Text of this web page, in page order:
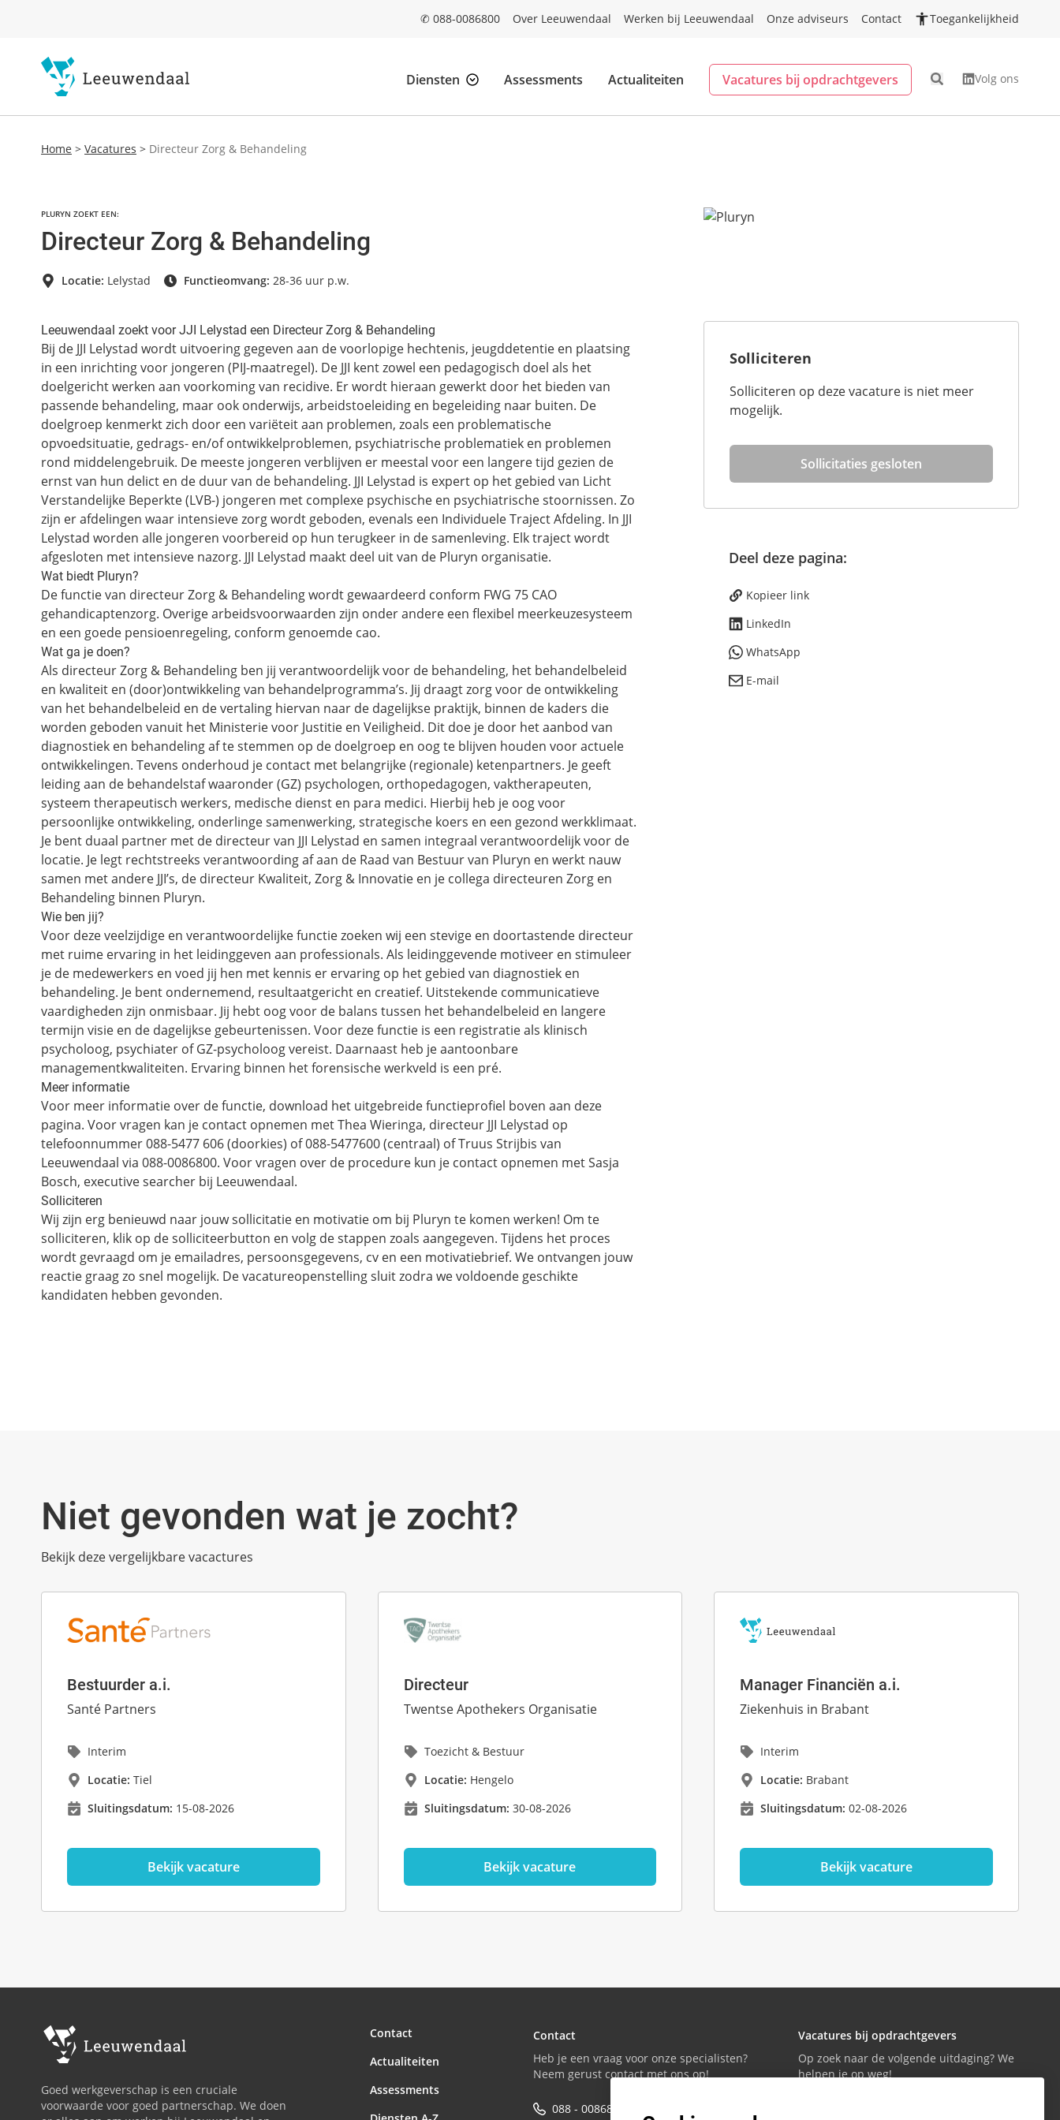
✆ 088-0086800 Over Leeuwendaal Werken bij Leeuwendaal Onze adviseurs Contact Toegankelijkheid
Diensten Assessments Actualiteiten Vacatures bij opdrachtgevers Volg ons
Home > Vacatures > Directeur Zorg & Behandeling
PLURYN ZOEKT EEN:
Directeur Zorg & Behandeling
Locatie: Lelystad Functieomvang: 28-36 uur p.w.
Leeuwendaal zoekt voor JJI Lelystad een Directeur Zorg & Behandeling
Bij de JJI Lelystad wordt uitvoering gegeven aan de voorlopige hechtenis, jeugddetentie en plaatsing
in een inrichting voor jongeren (PIJ-maatregel). De JJI kent zowel een pedagogisch doel als het
doelgericht werken aan voorkoming van recidive. Er wordt hieraan gewerkt door het bieden van
passende behandeling, maar ook onderwijs, arbeidstoeleiding en begeleiding naar buiten. De
doelgroep kenmerkt zich door een variëteit aan problemen, zoals een problematische
opvoedsituatie, gedrags- en/of ontwikkelproblemen, psychiatrische problematiek en problemen
rond middelengebruik. De meeste jongeren verblijven er meestal voor een langere tijd gezien de
ernst van hun delict en de duur van de behandeling. JJI Lelystad is expert op het gebied van Licht
Verstandelijke Beperkte (LVB-) jongeren met complexe psychische en psychiatrische stoornissen. Zo
zijn er afdelingen waar intensieve zorg wordt geboden, evenals een Individuele Traject Afdeling. In JJI
Lelystad worden alle jongeren voorbereid op hun terugkeer in de samenleving. Elk traject wordt
afgesloten met intensieve nazorg. JJI Lelystad maakt deel uit van de Pluryn organisatie.
Wat biedt Pluryn?
De functie van directeur Zorg & Behandeling wordt gewaardeerd conform FWG 75 CAO
gehandicaptenzorg. Overige arbeidsvoorwaarden zijn onder andere een flexibel meerkeuzesysteem
en een goede pensioenregeling, conform genoemde cao.
Wat ga je doen?
Als directeur Zorg & Behandeling ben jij verantwoordelijk voor de behandeling, het behandelbeleid
en kwaliteit en (door)ontwikkeling van behandelprogramma’s. Jij draagt zorg voor de ontwikkeling
van het behandelbeleid en de vertaling hiervan naar de dagelijkse praktijk, binnen de kaders die
worden geboden vanuit het Ministerie voor Justitie en Veiligheid. Dit doe je door het aanbod van
diagnostiek en behandeling af te stemmen op de doelgroep en oog te blijven houden voor actuele
ontwikkelingen. Tevens onderhoud je contact met belangrijke (regionale) ketenpartners. Je geeft
leiding aan de behandelstaf waaronder (GZ) psychologen, orthopedagogen, vaktherapeuten,
systeem therapeutisch werkers, medische dienst en para medici. Hierbij heb je oog voor
persoonlijke ontwikkeling, onderlinge samenwerking, strategische koers en een gezond werkklimaat.
Je bent duaal partner met de directeur van JJI Lelystad en samen integraal verantwoordelijk voor de
locatie. Je legt rechtstreeks verantwoording af aan de Raad van Bestuur van Pluryn en werkt nauw
samen met andere JJI’s, de directeur Kwaliteit, Zorg & Innovatie en je collega directeuren Zorg en
Behandeling binnen Pluryn.
Wie ben jij?
Voor deze veelzijdige en verantwoordelijke functie zoeken wij een stevige en doortastende directeur
met ruime ervaring in het leidinggeven aan professionals. Als leidinggevende motiveer en stimuleer
je de medewerkers en voed jij hen met kennis er ervaring op het gebied van diagnostiek en
behandeling. Je bent ondernemend, resultaatgericht en creatief. Uitstekende communicatieve
vaardigheden zijn onmisbaar. Jij hebt oog voor de balans tussen het behandelbeleid en langere
termijn visie en de dagelijkse gebeurtenissen. Voor deze functie is een registratie als klinisch
psycholoog, psychiater of GZ-psycholoog vereist. Daarnaast heb je aantoonbare
managementkwaliteiten. Ervaring binnen het forensische werkveld is een pré.
Meer informatie
Voor meer informatie over de functie, download het uitgebreide functieprofiel boven aan deze
pagina. Voor vragen kan je contact opnemen met Thea Wieringa, directeur JJI Lelystad op
telefoonnummer 088-5477 606 (doorkies) of 088-5477600 (centraal) of Truus Strijbis van
Leeuwendaal via 088-0086800. Voor vragen over de procedure kun je contact opnemen met Sasja
Bosch, executive searcher bij Leeuwendaal.
Solliciteren
Wij zijn erg benieuwd naar jouw sollicitatie en motivatie om bij Pluryn te komen werken! Om te
solliciteren, klik op de solliciteerbutton en volg de stappen zoals aangegeven. Tijdens het proces
wordt gevraagd om je emailadres, persoonsgegevens, cv en een motivatiebrief. We ontvangen jouw
reactie graag zo snel mogelijk. De vacatureopenstelling sluit zodra we voldoende geschikte
kandidaten hebben gevonden.
Solliciteren
Solliciteren op deze vacature is niet meer
mogelijk.
Sollicitaties gesloten
Deel deze pagina:
Kopieer link
LinkedIn
WhatsApp
E-mail
Niet gevonden wat je zocht?
Bekijk deze vergelijkbare vacactures
Bestuurder a.i.
Santé Partners
Interim
Locatie: Tiel
Sluitingsdatum: 15-08-2026
Bekijk vacature
Directeur
Twentse Apothekers Organisatie
Toezicht & Bestuur
Locatie: Hengelo
Sluitingsdatum: 30-08-2026
Bekijk vacature
Manager Financiën a.i.
Ziekenhuis in Brabant
Interim
Locatie: Brabant
Sluitingsdatum: 02-08-2026
Bekijk vacature
Goed werkgeverschap is een cruciale
voorwaarde voor goed partnerschap. We doen
Contact
Actualiteiten
Assessments
Contact
Heb je een vraag voor onze specialisten?
Neem gerust contact met ons op!
088 - 0086800
Vacatures bij opdrachtgevers
Op zoek naar de volgende uitdaging? We
helpen je op weg!